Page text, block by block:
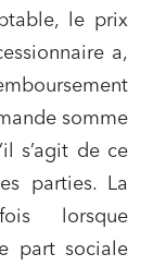
le prix
a,
somme
s’agit de ce
parties. La
lorsque
part sociale